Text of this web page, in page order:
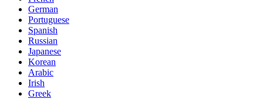
German
Portuguese
Spanish
Russian
Japanese
Korean
Arabic
Irish
Greek